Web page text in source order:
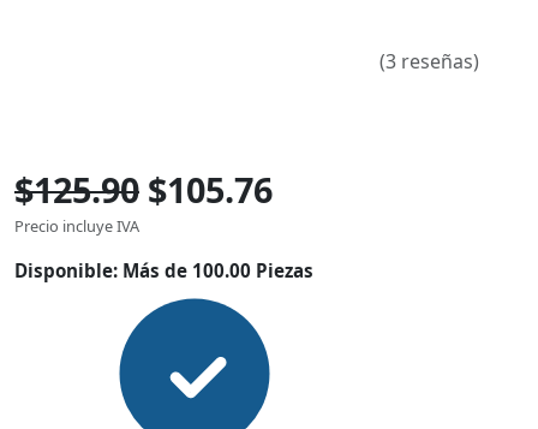
(3 reseñas)
$125.90 $105.76
Precio incluye IVA
Disponible: Más de 100.00 Piezas